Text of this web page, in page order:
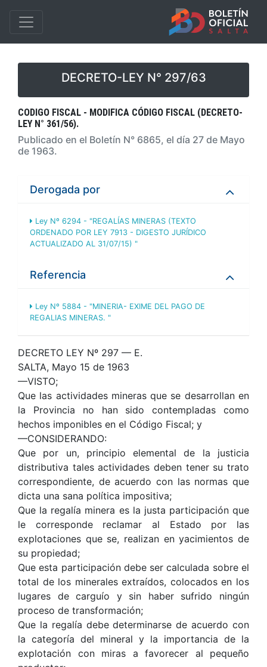
DECRETO-LEY N° 297/63
CODIGO FISCAL - MODIFICA CÓDIGO FISCAL (DECRETO-
LEY N° 361/56).
Publicado en el Boletín N° 6865, el día 27 de Mayo
de 1963.
Derogada por
Ley Nº 6294 - "REGALÍAS MINERAS (TEXTO
ORDENADO POR LEY 7913 - DIGESTO JURÍDICO
ACTUALIZADO AL 31/07/15) "
Referencia
Ley Nº 5884 - "MINERIA- EXIME DEL PAGO DE
REGALIAS MINERAS. "
DECRETO LEY Nº 297 — E.
SALTA, Mayo 15 de 1963
—VISTO;
Que las actividades mineras que se desarrollan en
la Provincia no han sido contempladas como
hechos imponibles en el Código Fiscal; y
—CONSIDERANDO:
Que por un, principio elemental de la justicia
distributiva tales actividades deben tener su trato
correspondiente, de acuerdo con las normas que
dicta una sana política impositiva;
Que la regalía minera es la justa participación que
le corresponde reclamar al Estado por las
explotaciones que se, realizan en yacimientos de
su propiedad;
Que esta participación debe ser calculada sobre el
total de los minerales extraídos, colocados en los
lugares de carguío y sin haber sufrido ningún
proceso de transformación;
Que la regalía debe determinarse de acuerdo con
la categoría del mineral y la importancia de la
explotación con miras a favorecer al pequeño